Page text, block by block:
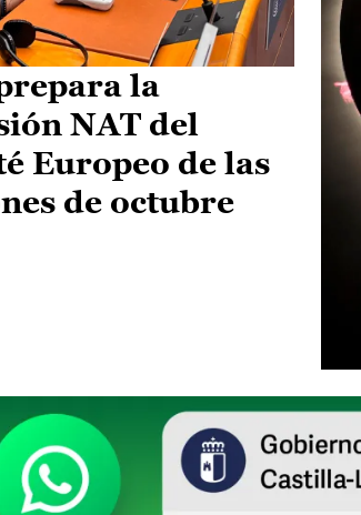
la
NAT del
Europeo de las
de octubre